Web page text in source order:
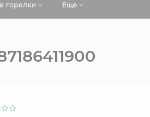
горелки Еще